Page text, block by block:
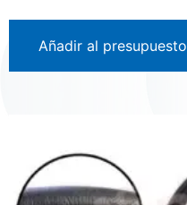
Añadir al presupuesto